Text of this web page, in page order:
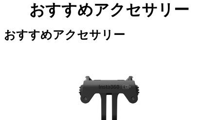
おすすめアクセサリー
おすすめアクセサリー